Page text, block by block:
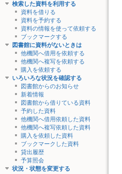
検索した資料を利用する
資料を借りる
資料を予約する
資料の情報を使って依頼する
ブックマークする
図書館に資料がないときは
他機関へ借用を依頼する
他機関へ複写を依頼する
購入を依頼する
いろいろな状況を確認する
図書館からのお知らせ
新着情報
図書館から借りている資料
予約した資料
他機関へ借用依頼した資料
他機関へ複写依頼した資料
購入を依頼した資料
ブックマークした資料
貸出履歴
予算照会
状況・状態を変更する